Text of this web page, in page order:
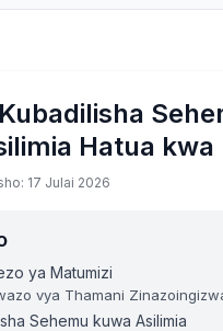
Hatua kwa
17 Julai 2026
ya Matumizi
vya Thamani
Sehemu kuwa Asilimia